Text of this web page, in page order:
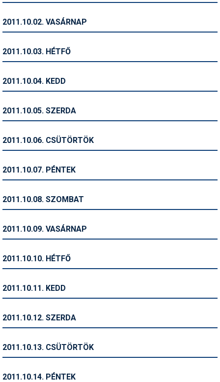
Ingatlan
Kerékpár
Magazinok
Pályázatok
Síbérletárak
Sífelszerelés
2011.10.02. VASÁRNAP
2011.10.03. HÉTFŐ
2011.10.04. KEDD
2011.10.05. SZERDA
2011.10.06. CSÜTÖRTÖK
2011.10.07. PÉNTEK
2011.10.08. SZOMBAT
2011.10.09. VASÁRNAP
2011.10.10. HÉTFŐ
2011.10.11. KEDD
2011.10.12. SZERDA
2011.10.13. CSÜTÖRTÖK
2011.10.14. PÉNTEK